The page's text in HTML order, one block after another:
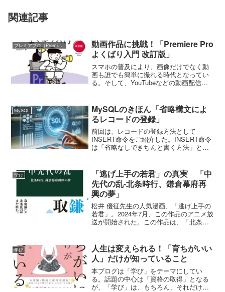
関連記事
プレミアプロ（Premiere Pro）
動画作品に挑戦！「Premiere Pro
よくばり入門 改訂版」
スマホの普及により、画像だけでなく動
画も誰でも簡単に撮れる時代となってい
る。そして、YouTubeなどの動画配信へ
人などに見せる際にもちょっと編集する
のではないだろうか...
MySQL
MySQLのきほん「省略構文によ
るレコードの登録」
前回は、レコードの登録方法として
INSERT命令をご紹介した。INSERT命令
は「省略なしできちんと書く方法」と
略なしできちんと書く方法」をご紹介し
ている。そこで、今回...
学び
「逃げ上手の若君」の真実 「中
先代の乱-北条時行、鎌倉幕府再
興の夢」
松井 優征先生の人気漫画、「逃げ上手の
若君」。2024年7月、この作品のアニメ放
送が開始された。この作品は、「北条時
て、今回ご紹介するのが、「中先代の乱-
北条時行、鎌倉幕...
学び
人生は変えられる！「育ちがいい
人」だけが知っていること
本ブログは「学び」をテーマにしてい
る。話題の中心は「資格の取得」となる
が、「学び」は、もちろん、それだけに